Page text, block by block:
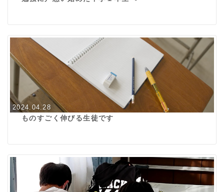
2024.04.28
ものすごく伸びる生徒です